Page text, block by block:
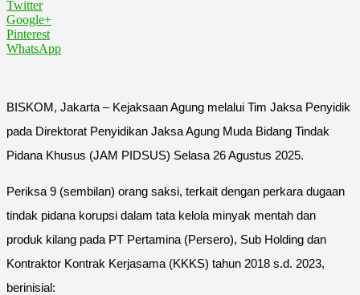
Twitter
Google+
Pinterest
WhatsApp
BISKOM, Jakarta – Kejaksaan Agung melalui Tim Jaksa Penyidik
pada Direktorat Penyidikan Jaksa Agung Muda Bidang Tindak
Pidana Khusus (JAM PIDSUS) Selasa 26 Agustus 2025.
Periksa 9 (sembilan) orang saksi, terkait dengan perkara dugaan
tindak pidana korupsi dalam tata kelola minyak mentah dan
produk kilang pada PT Pertamina (Persero), Sub Holding dan
Kontraktor Kontrak Kerjasama (KKKS) tahun 2018 s.d. 2023,
berinisial: